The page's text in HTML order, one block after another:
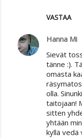
VASTAA
Hanna Mi
Sievät
tänne :).
omasta
olla.
taitojaan!
sitten
yhtään
kyllä vedä